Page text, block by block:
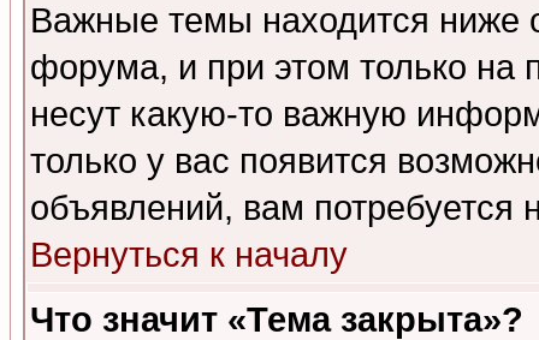
Важные темы находится ниже
форума, и при этом только на
несут какую-то важную
только у вас появится
объявлений, вам потребуется
Вернуться к началу
Что значит «Тема закрыта»?